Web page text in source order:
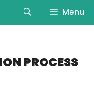
Menu
PROCESS